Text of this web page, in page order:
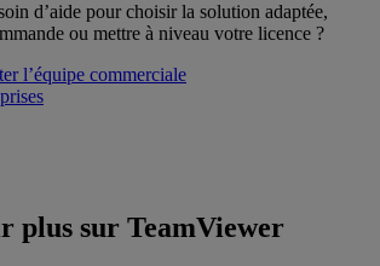
d’aide pour choisir la solution adaptée,
ou mettre à niveau votre licence ?
l’équipe commerciale
plus sur TeamViewer